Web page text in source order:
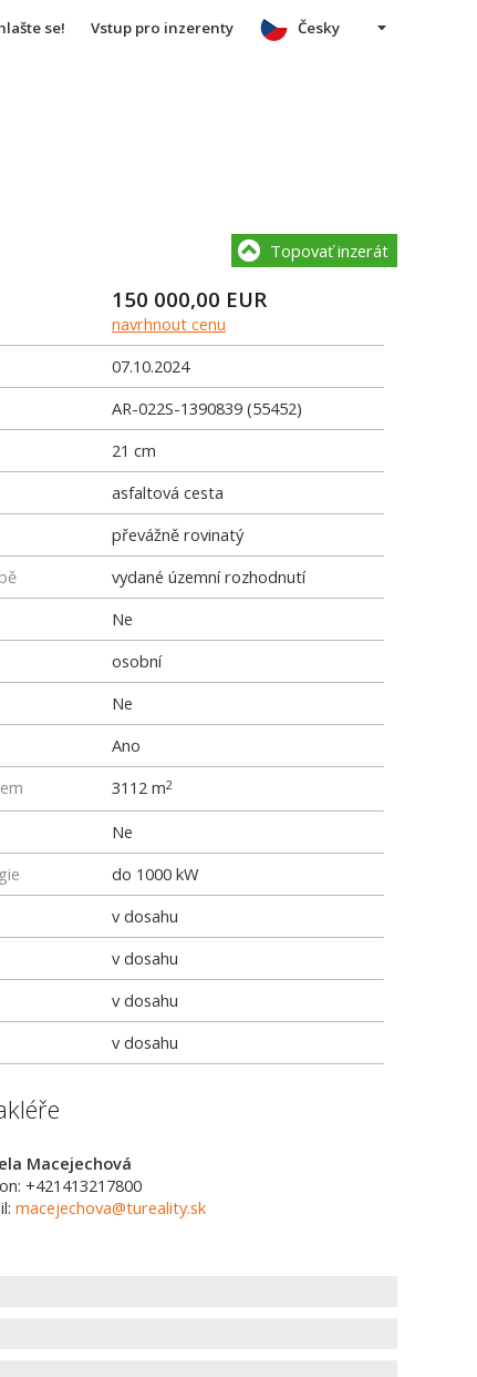
se! Vstup pro inzerenty Česky
Topovať inzerát
150 000,00 EUR
navrhnout cenu
07.10.2024
AR-022S-1390839 (55452)
21 cm
asfaltová cesta
převážně rovinatý
vydané územní rozhodnutí
Ne
osobní
Ne
Ano
3112 m2
Ne
do 1000 kW
v dosahu
v dosahu
v dosahu
v dosahu
Macejechová
+421413217800
macejechova@tureality.sk